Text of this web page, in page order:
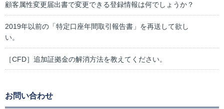
顧客属性変更届出書で変更できる登録情報は何でしょうか？
2019年以前の「特定口座年間取引報告書」を再送して欲し
い。
［CFD］追加証拠金の解消方法を教えてください。
お問い合わせ